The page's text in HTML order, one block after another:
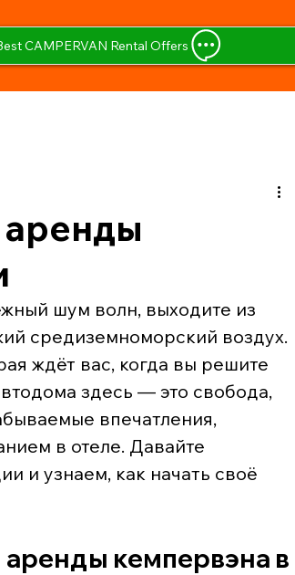
CAMPERVAN Rental Offers
аренды
шум волн, выходите из
средиземноморский воздух.
ждёт вас, когда вы решите
здесь — это свобода,
впечатления,
в отеле. Давайте
и узнаем, как начать своё
кемпервэна в